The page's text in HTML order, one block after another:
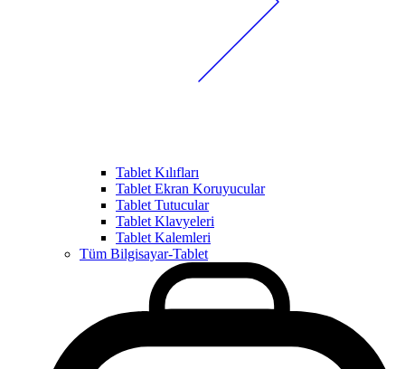
Tablet Kılıfları
Tablet Ekran Koruyucular
Tablet Tutucular
Tablet Klavyeleri
Tablet Kalemleri
Tüm Bilgisayar-Tablet